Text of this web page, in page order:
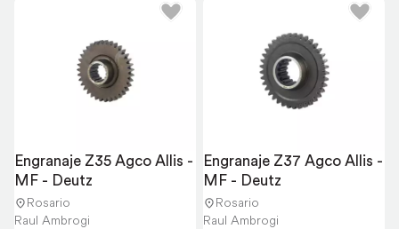
Engranaje Z35 Agco Allis -
MF - Deutz
Rosario
Raul Ambrogi
Engranaje Z37 Agco Allis -
MF - Deutz
Rosario
Raul Ambrogi